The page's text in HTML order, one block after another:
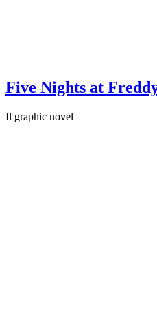
Five Nights at
Il graphic novel